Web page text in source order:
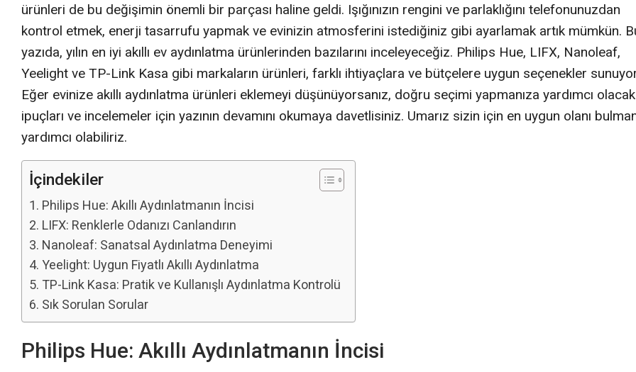
ürünleri de bu değişimin önemli bir parçası haline geldi. Işığınızın rengini ve parlaklığını telefonunuzdan
kontrol etmek, enerji tasarrufu yapmak ve evinizin atmosferini istediğiniz gibi ayarlamak artık mümkün.
yazıda, yılın en iyi akıllı ev aydınlatma ürünlerinden bazılarını inceleyeceğiz. Philips Hue, LIFX, Nanoleaf,
Yeelight ve TP-Link Kasa gibi markaların ürünleri, farklı ihtiyaçlara ve bütçelere uygun seçenekler
Eğer evinize akıllı aydınlatma ürünleri eklemeyi düşünüyorsanız, doğru seçimi yapmanıza yardımcı olacak
ipuçları ve incelemeler için yazının devamını okumaya davetlisiniz. Umarız sizin için en uygun olanı
yardımcı olabiliriz.
İçindekiler
Philips Hue: Akıllı Aydınlatmanın İncisi
LIFX: Renklerle Odanızı Canlandırın
Nanoleaf: Sanatsal Aydınlatma Deneyimi
Yeelight: Uygun Fiyatlı Akıllı Aydınlatma
TP-Link Kasa: Pratik ve Kullanışlı Aydınlatma Kontrolü
Sık Sorulan Sorular
Philips Hue: Akıllı Aydınlatmanın İncisi